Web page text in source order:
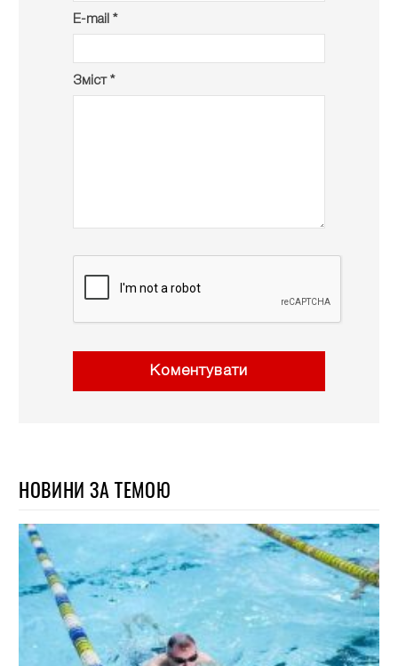
E-mail *
Зміст *
Коментувати
НОВИНИ ЗА ТЕМОЮ